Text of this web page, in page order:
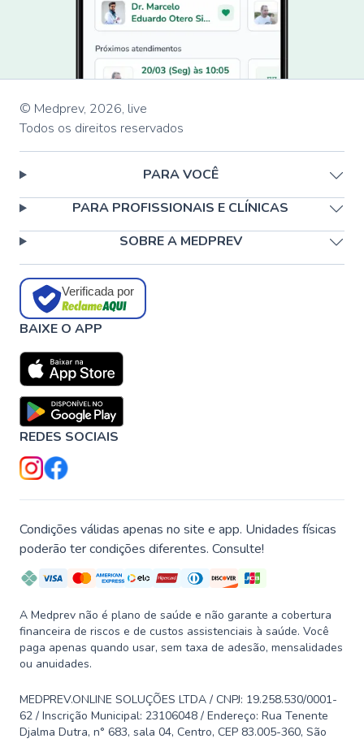
© Medprev, 2026, live
Todos os direitos reservados
PARA VOCÊ
PARA PROFISSIONAIS E CLÍNICAS
SOBRE A MEDPREV
Verificada por
BAIXE O APP
REDES SOCIAIS
Condições válidas apenas no site e app. Unidades físicas
poderão ter condições diferentes. Consulte!
A Medprev não é plano de saúde e não garante a cobertura
financeira de riscos e de custos assistenciais à saúde. Você
paga apenas quando usar, sem taxa de adesão, mensalidades
ou anuidades.
MEDPREV.ONLINE SOLUÇÕES LTDA / CNPJ: 19.258.530/0001-
62 / Inscrição Municipal: 23106048 / Endereço: Rua Tenente
Djalma Dutra, n° 683, sala 04, Centro, CEP 83.005-360, São